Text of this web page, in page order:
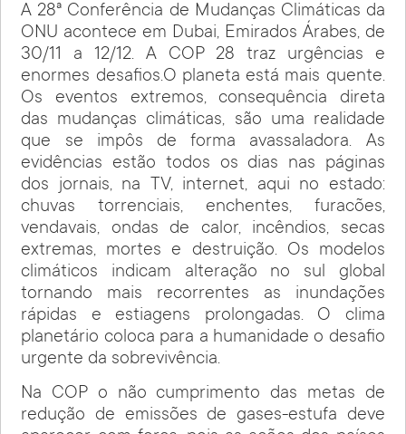
A 28ª Conferência de Mudanças Climáticas da
ONU acontece em Dubai, Emirados Árabes, de
30/11 a 12/12. A COP 28 traz urgências e
enormes desafios.O planeta está mais quente.
Os eventos extremos, consequência direta
das mudanças climáticas, são uma realidade
que se impôs de forma avassaladora. As
evidências estão todos os dias nas páginas
dos jornais, na TV, internet, aqui no estado:
chuvas torrenciais, enchentes, furacões,
vendavais, ondas de calor, incêndios, secas
extremas, mortes e destruição. Os modelos
climáticos indicam alteração no sul global
tornando mais recorrentes as inundações
rápidas e estiagens prolongadas. O clima
planetário coloca para a humanidade o desafio
urgente da sobrevivência.
Na COP o não cumprimento das metas de
redução de emissões de gases-estufa deve